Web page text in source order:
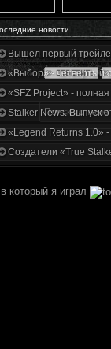
новости
Вышел первый
«Выбор» - четвертый
«SFZ Project» - полная
Stalker News. Выпуск
«Legend Returns 1.0»
Создатели «True
который я играл